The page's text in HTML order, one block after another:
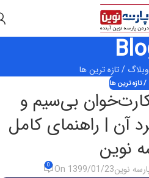
وبلاگ / تازه ترین ها
تازه ترین ها
بی‌سیم و
آن | راهنمای کامل
نوین
نوینOn 1399/01/23
0